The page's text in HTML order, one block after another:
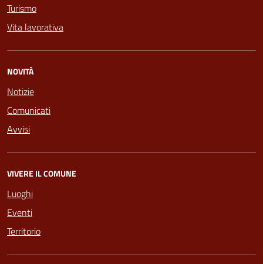
Turismo
Vita lavorativa
NOVITÀ
Notizie
Comunicati
Avvisi
VIVERE IL COMUNE
Luoghi
Eventi
Territorio